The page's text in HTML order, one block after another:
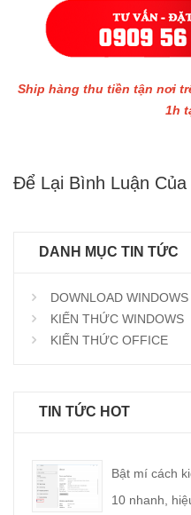
Ship hàng thu tiền tận nơi
1h
Để Lại Bình Luận Của
DANH MỤC TIN TỨC
DOWNLOAD
KIẾN THỨC WINDOWS
KIẾN THỨC OFFICE
TIN TỨC HOT
Bật mí cách
10 nhanh,